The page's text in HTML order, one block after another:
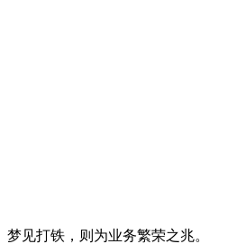
梦见打铁，则为业务繁荣之兆。